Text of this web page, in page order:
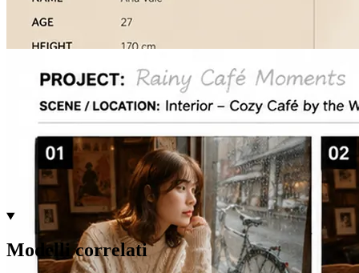
Modelli correlati